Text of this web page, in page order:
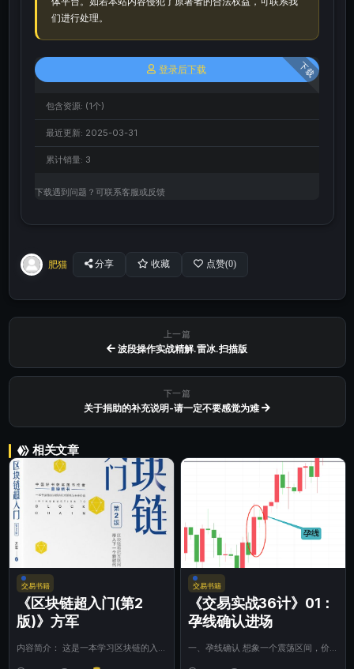
们进行处理。
下载
登录后下载
包含资源: (1个)
最近更新: 2025-03-31
累计销量: 3
下载遇到问题？可联系客服或反馈
肥猫 分享 收藏 点赞(0)
上一篇
波段操作实战精解.雷冰.扫描版
下一篇
关于捐助的补充说明-请一定不要感觉为难
相关文章
交易书籍
《区块链超入门(第2
版)》方军
内容简介： 这是一本学习区块链的入
交易书籍
《交易实战36计》01：
孕线确认进场
一、孕线确认 想象一个震荡区间，价